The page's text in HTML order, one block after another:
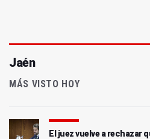
Jaén
MÁS VISTO HOY
El juez vuelve a rechazar